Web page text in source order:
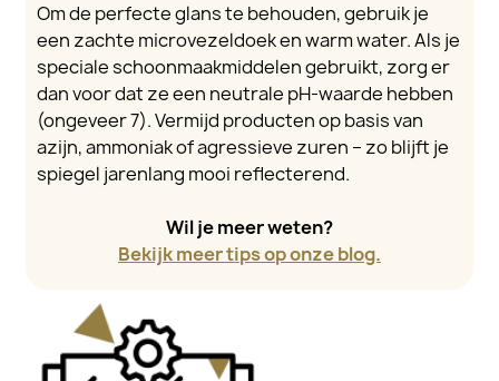
Om de perfecte glans te behouden, gebruik je
een zachte microvezeldoek en warm water. Als je
speciale schoonmaakmiddelen gebruikt, zorg er
dan voor dat ze een neutrale pH-waarde hebben
(ongeveer 7). Vermijd producten op basis van
azijn, ammoniak of agressieve zuren – zo blijft je
spiegel jarenlang mooi reflecterend.
Wil je meer weten?
Bekijk meer tips op onze blog.